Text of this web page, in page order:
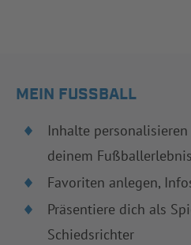
MEIN FUSSBALL
Inhalte
deinem Fußballerlebnis
Favoriten anlegen,
Präsentiere dich als
Schiedsrichter